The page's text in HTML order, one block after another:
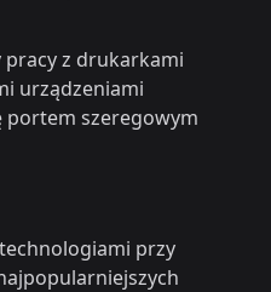
z drukarkami
urządzeniami
portem szeregowym
przy